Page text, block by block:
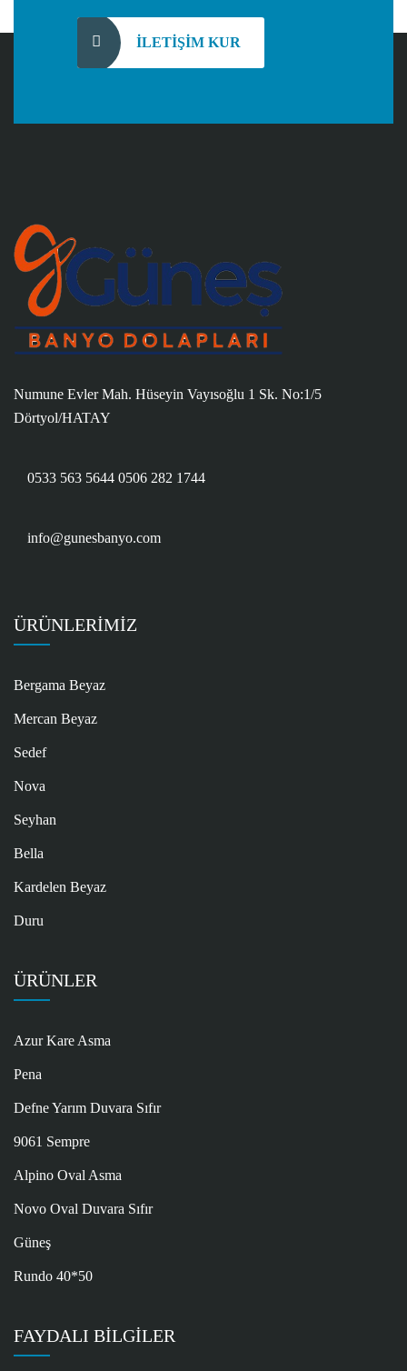
İLETIŞIM KUR
Numune Evler Mah. Hüseyin Vayısoğlu 1 Sk. No:1/5
Dörtyol/HATAY
0533 563 5644 0506 282 1744
info@gunesbanyo.com
ÜRÜNLERIMIZ
Bergama Beyaz
Mercan Beyaz
Sedef
Nova
Seyhan
Bella
Kardelen Beyaz
Duru
ÜRÜNLER
Azur Kare Asma
Pena
Defne Yarım Duvara Sıfır
9061 Sempre
Alpino Oval Asma
Novo Oval Duvara Sıfır
Güneş
Rundo 40*50
FAYDALI BILGILER